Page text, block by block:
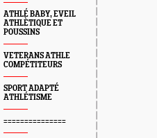
ATHLÉ BABY, EVEIL
ATHLÈTIQUE ET
POUSSINS
VETERANS ATHLE
COMPÉTITEURS
SPORT ADAPTÉ
ATHLÉTISME
===============